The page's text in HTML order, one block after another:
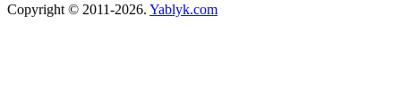
Copyright © 2011-2026. Yablyk.сom